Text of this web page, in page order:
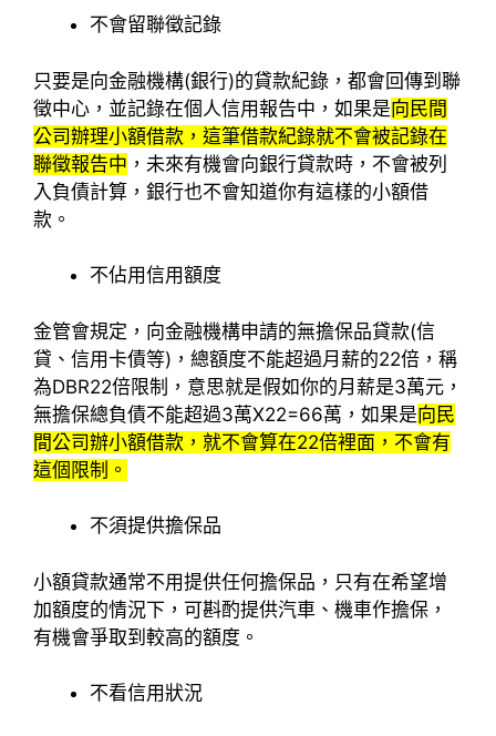
不會留聯徵記錄
只要是向金融機構(銀行)的貸款紀錄，都會回傳到聯
徵中心，並記錄在個人信用報告中，如果是向民間
公司辦理小額借款，這筆借款紀錄就不會被記錄在
聯徵報告中 ，未來有機會向銀行貸款時，不會被列
入負債計算，銀行也不會知道你有這樣的小額借
款。
不佔用信用額度
金管會規定，向金融機構申請的無擔保品貸款(信
貸、信用卡債等)，總額度不能超過月薪的22倍，稱
為DBR22倍限制，意思就是假如你的月薪是3萬元，
無擔保總負債不能超過3萬X22=66萬，如果是向民
間公司辦小額借款，就不會算在22倍裡面，不會有
這個限制。
不須提供擔保品
小額貸款通常不用提供任何擔保品，只有在希望增
加額度的情況下，可斟酌提供汽車、機車作擔保，
有機會爭取到較高的額度。
不看信用狀況